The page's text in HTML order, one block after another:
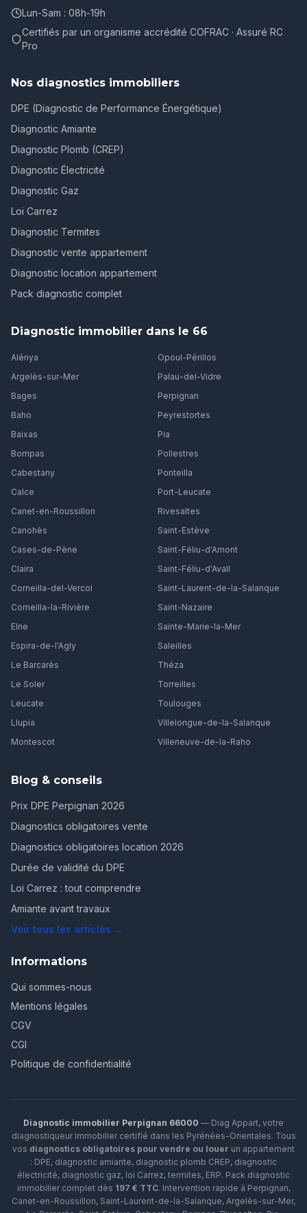
Lun-Sam : 08h-19h
Certifiés par un organisme accrédité COFRAC · Assuré RC
Pro
Nos diagnostics immobiliers
DPE (Diagnostic de Performance Énergétique)
Diagnostic Amiante
Diagnostic Plomb (CREP)
Diagnostic Électricité
Diagnostic Gaz
Loi Carrez
Diagnostic Termites
Diagnostic vente appartement
Diagnostic location appartement
Pack diagnostic complet
Diagnostic immobilier dans le 66
Alénya
Argelès-sur-Mer
Bages
Baho
Baixas
Bompas
Cabestany
Calce
Canet-en-Roussillon
Canohès
Cases-de-Pène
Claira
Corneilla-del-Vercol
Corneilla-la-Rivière
Elne
Espira-de-l'Agly
Le Barcarès
Le Soler
Leucate
Llupia
Montescot
Opoul-Périllos
Palau-del-Vidre
Perpignan
Peyrestortes
Pia
Pollestres
Ponteilla
Port-Leucate
Rivesaltes
Saint-Estève
Saint-Féliu-d'Amont
Saint-Féliu-d'Avall
Saint-Laurent-de-la-Salanque
Saint-Nazaire
Sainte-Marie-la-Mer
Saleilles
Théza
Torreilles
Toulouges
Villelongue-de-la-Salanque
Villeneuve-de-la-Raho
Blog & conseils
Prix DPE Perpignan 2026
Diagnostics obligatoires vente
Diagnostics obligatoires location 2026
Durée de validité du DPE
Loi Carrez : tout comprendre
Amiante avant travaux
Voir tous les articles →
Informations
Qui sommes-nous
Mentions légales
CGV
CGI
Politique de confidentialité
Diagnostic immobilier Perpignan 66000 — Diag Appart, votre
diagnostiqueur immobilier certifié dans les Pyrénées-Orientales. Tous
vos diagnostics obligatoires pour vendre ou louer un appartement
: DPE, diagnostic amiante, diagnostic plomb CREP, diagnostic
électricité, diagnostic gaz, loi Carrez, termites, ERP. Pack diagnostic
immobilier complet dès 197 € TTC. Intervention rapide à Perpignan,
Canet-en-Roussillon, Saint-Laurent-de-la-Salanque, Argelès-sur-Mer,